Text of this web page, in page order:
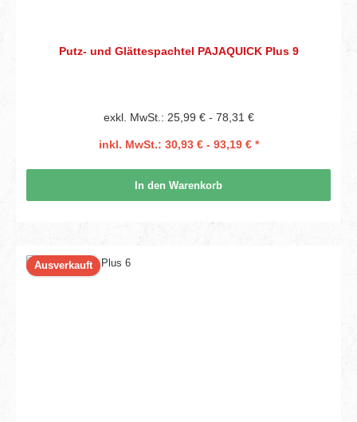
Putz- und Glättespachtel PAJAQUICK Plus 9
exkl. MwSt.: 25,99 € - 78,31 €
inkl. MwSt.: 30,93 € - 93,19 € *
In den Warenkorb
Ausverkauft